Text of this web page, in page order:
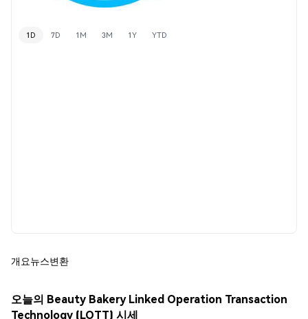
1D 7D 1M 3M 1Y YTD
개요뉴스변환
오늘의 Beauty Bakery Linked Operation Transaction
Technology (LOTT) 시세